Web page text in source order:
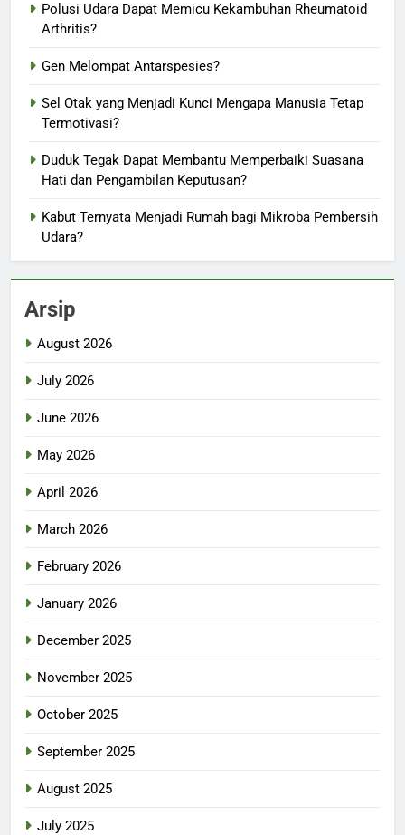
Polusi Udara Dapat Memicu Kekambuhan Rheumatoid
Arthritis?
Gen Melompat Antarspesies?
Sel Otak yang Menjadi Kunci Mengapa Manusia Tetap
Termotivasi?
Duduk Tegak Dapat Membantu Memperbaiki Suasana
Hati dan Pengambilan Keputusan?
Kabut Ternyata Menjadi Rumah bagi Mikroba Pembersih
Udara?
Arsip
August 2026
July 2026
June 2026
May 2026
April 2026
March 2026
February 2026
January 2026
December 2025
November 2025
October 2025
September 2025
August 2025
July 2025